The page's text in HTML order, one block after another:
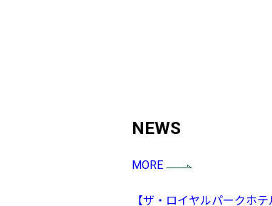
NEWS
MORE
【ザ・ロイヤルパークホ